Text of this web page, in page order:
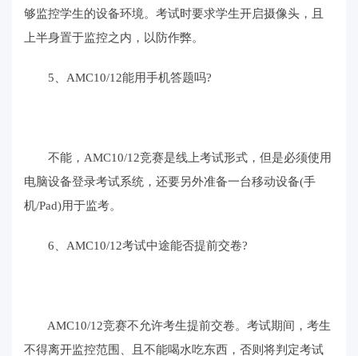
够监控学生的设备环境。考试时要求学生开启摄像头，且
上半身置于监控之内，以防作弊。
5、AMC10/12能用手机答题吗?
不能，AMC10/12竞赛是线上考试形式，但是必须使用
电脑设备登录考试系统，还要另外准备一台移动设备(手
机/Pad)用于监考。
6、AMC10/12考试中途能否提前交卷?
AMC10/12竞赛不允许考生提前交卷。考试期间，考生
不得离开监控范围、且不能喝水吃东西，否则将判定考试